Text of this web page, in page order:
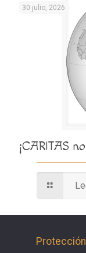
30 julio, 2026
¡CARITAS